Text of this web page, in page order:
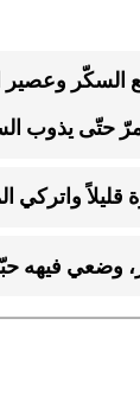
السكّر وعصير
حتّى يذوب
قليلاً واتركي
وضعي فيهه